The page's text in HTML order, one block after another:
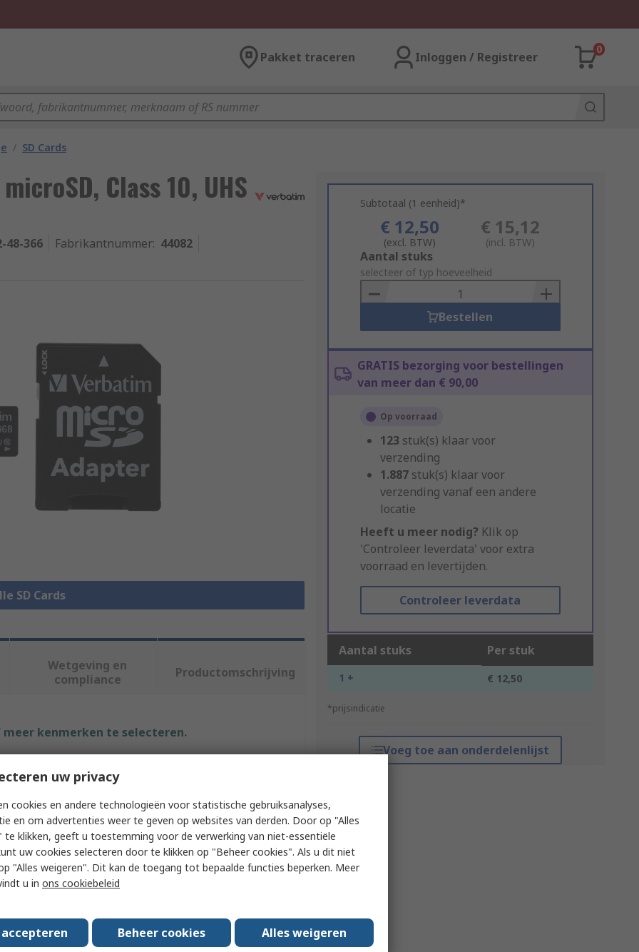
Pakket traceren Inloggen / Registreer
0
/ SD Cards
Class 10, UHS
48-366 Fabrikantnummer: 44082
SD Cards
Subtotaal (1 eenheid)*
€ 12,50
(excl. BTW)
€ 15,12
(incl. BTW)
Add
to
Basket
Aantal stuks
selecteer of typ hoeveelheid
Bestellen
GRATIS bezorging voor bestellingen
van meer dan € 90,00
Op voorraad
123 stuk(s) klaar voor
verzending
1.887 stuk(s) klaar voor
verzending vanaf een andere
locatie
Heeft u meer nodig? Klik op
'Controleer leverdata' voor extra
voorraad en levertijden.
Controleer leverdata
Aantal stuks Per stuk
1 + € 12,50
*prijsindicatie
Voeg toe aan onderdelenlijst
Wetgeving en
compliance
Productomschrijving
kenmerken te selecteren.
Verbatim
microSD
16GB
Format
No
uw privacy
cookies en andere technologieën voor statistische gebruiksanalyses,
en om advertenties weer te geven op websites van derden. Door op "Alles
te klikken, geeft u toestemming voor de verwerking van niet-essentiële
uw cookies selecteren door te klikken op "Beheer cookies". Als u dit niet
"Alles weigeren". Dit kan de toegang tot bepaalde functies beperken. Meer
u in ons cookiebeleid
Beheer cookies Alles weigeren